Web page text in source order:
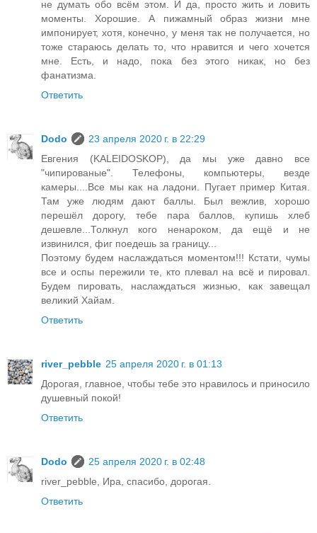
не думать обо всём этом. И да, просто жить и ловить
моменты. Хорошие. А пижамный образ жизни мне
импонирует, хотя, конечно, у меня так не получается, но
тоже стараюсь делать то, что нравится и чего хочется
мне. Есть, и надо, пока без этого никак, но без
фанатизма.
Ответить
Dodo
23 апреля 2020 г. в 22:29
Евгения (KALEIDOSKOP), да мы уже давно все
"чипированые". Телефоны, компьютеры, везде
камеры....Все мы как на ладони. Пугает пример Китая.
Там уже людям дают баллы. Был вежлив, хорошо
перешёл дорогу, тебе пара баллов, купишь хлеб
дешевле...Толкнул кого ненароком, да ещё и не
извинился, фиг поедешь за границу...
Поэтому будем наслаждаться моментом!!! Кстати, чумы
все и оспы пережили те, кто плевал на всё и пировал.
Будем пировать, наслаждаться жизнью, как завещал
великий Хайам.
Ответить
river_pebble 25 апреля 2020 г. в 01:13
Дорогая, главное, чтобы тебе это нравилось и приносило
душевный покой!
Ответить
Dodo
25 апреля 2020 г. в 02:48
river_pebble, Ира, спасибо, дорогая.
Ответить